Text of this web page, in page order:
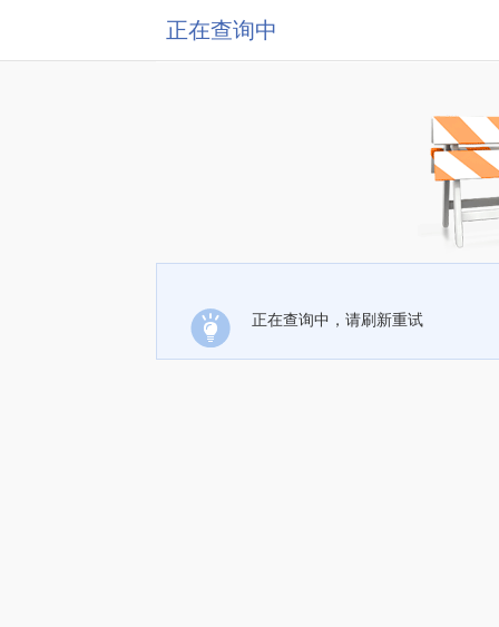
正在查询中
正在查询中，请刷新重试